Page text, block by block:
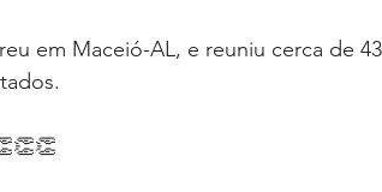
em Maceió-AL, e reuniu cerca de